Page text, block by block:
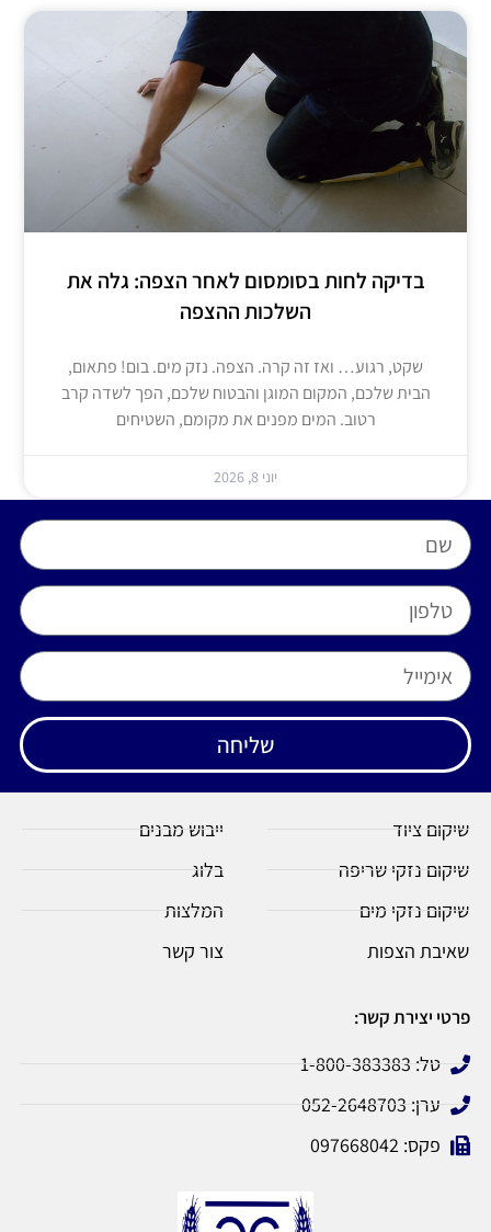
בדיקה לחות בסומסום לאחר הצפה: גלה את
השלכות ההצפה
שקט, רגוע… ואז זה קרה. הצפה. נזק מים. בום! פתאום,
הבית שלכם, המקום המוגן והבטוח שלכם, הפך לשדה קרב
רטוב. המים מפנים את מקומם, השטיחים
יוני 8, 2026
שליחה
שיקום ציוד
שיקום נזקי שריפה
שיקום נזקי מים
שאיבת הצפות
ייבוש מבנים
בלוג
המלצות
צור קשר
פרטי יצירת קשר:
טל: 1-800-383383
ערן: 052-2648703
פקס: 097668042